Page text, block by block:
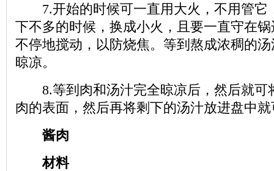
7.开始的时候可一直用大火，不用管它
下不多的时候，换成小火，且要一直守在
不停地搅动，以防烧焦。等到熬成浓稠的
晾凉。
8.等到肉和汤汁完全晾凉后，然后就可
肉的表面，然后再将剩下的汤汁放进盘中
酱肉
材料